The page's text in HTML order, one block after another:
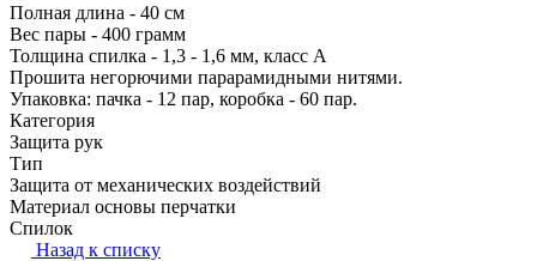
Полная длина - 40 см
Вес пары - 400 грамм
Толщина спилка - 1,3 - 1,6 мм, класс А
Прошита негорючими парарамидными нитями.
Упаковка: пачка - 12 пар, коробка - 60 пар.
Категория
Защита рук
Тип
Защита от механических воздействий
Материал основы перчатки
Спилок
Назад к списку